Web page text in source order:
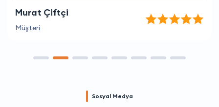
Murat Çiftçi
Müşteri
Sosyal Medya